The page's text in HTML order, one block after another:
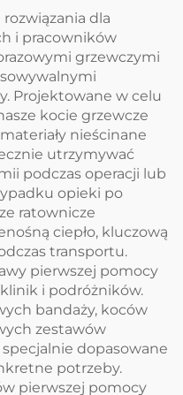
dla
i pracowników
grzewczymi
Projektowane w celu
kocie grzewcze
nieścinane
utrzymywać
podczas operacji lub
opieki po
ratownicze
ciepło, kluczową
transportu.
pierwszej pomocy
i podróżników.
bandaży, koców
zestawów
dopasowane
potrzeby.
pierwszej pomocy